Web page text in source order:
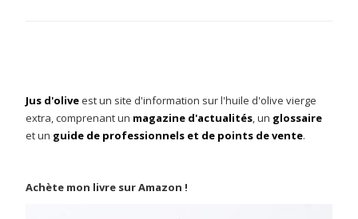
Jus d'oliveest un site d'information sur l'huile d'olive vierge
extra, comprenant un magazine d'actualités, un glossaire
et un guide de professionnels et de points de vente.
Achète mon livre sur Amazon !